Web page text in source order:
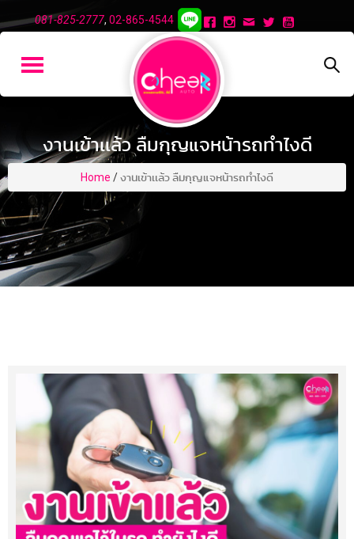
081-825-2777, 02-865-4544
งานเข้าเเล้ว ลืมกุญแจหน้ารถทำไงดี
Home /งานเข้าเเล้ว ลืมกุญแจหน้ารถทำไงดี